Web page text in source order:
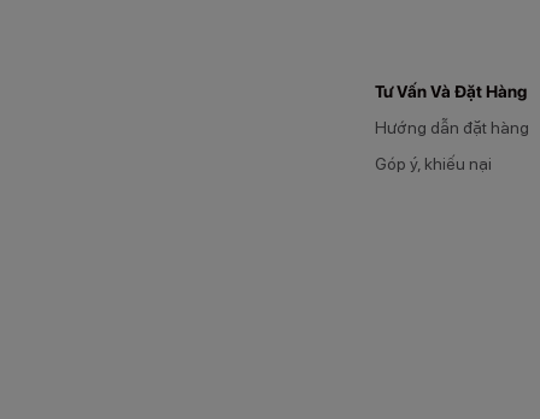
Tư Vấn Và Đặt Hàng
Hướng dẫn đặt hàng
Góp ý, khiếu nại